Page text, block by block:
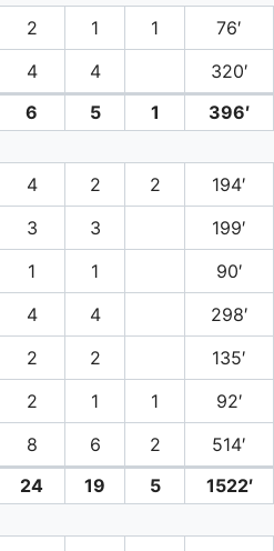
2 1 1 76′
4 4 320′
6 5 1 396′
4 2 2 194′
3 3 199′
1 1 90′
4 4 298′
2 2 135′
2 1 1
92′
8 6 2 514′
24
19 5 1522′